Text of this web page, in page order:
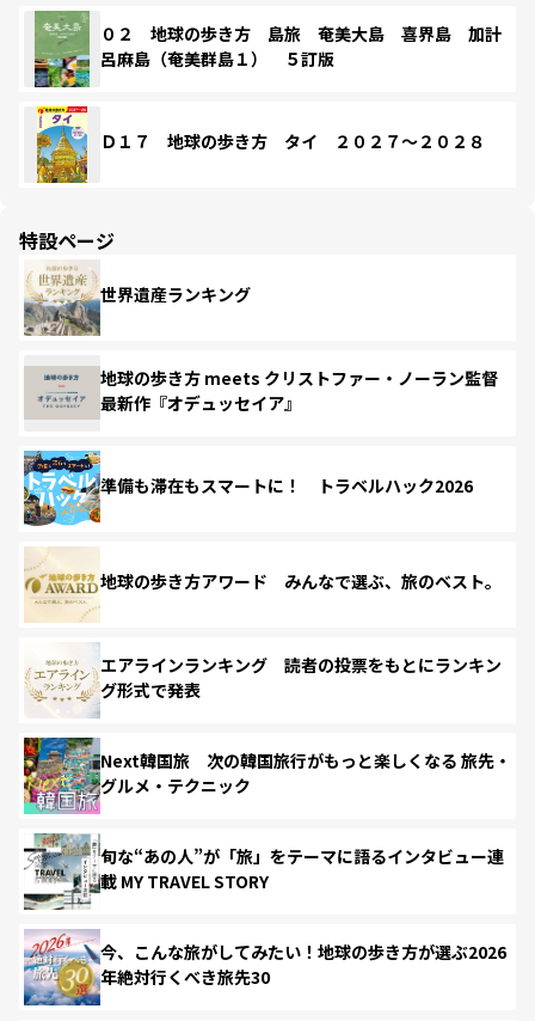
０２ 地球の歩き方 島旅 奄美大島 喜界島 加計
呂麻島（奄美群島１） ５訂版
Ｄ１７ 地球の歩き方 タイ ２０２７～２０２８
特設ページ
世界遺産ランキング
地球の歩き方 meets クリストファー・ノーラン監督
最新作『オデュッセイア』
準備も滞在もスマートに！ トラベルハック2026
地球の歩き方アワード みんなで選ぶ、旅のベスト。
エアラインランキング 読者の投票をもとにランキン
グ形式で発表
Next韓国旅 次の韓国旅行がもっと楽しくなる 旅先・
グルメ・テクニック
旬な“あの人”が「旅」をテーマに語るインタビュー連
載 MY TRAVEL STORY
今、こんな旅がしてみたい！地球の歩き方が選ぶ2026
年絶対行くべき旅先30